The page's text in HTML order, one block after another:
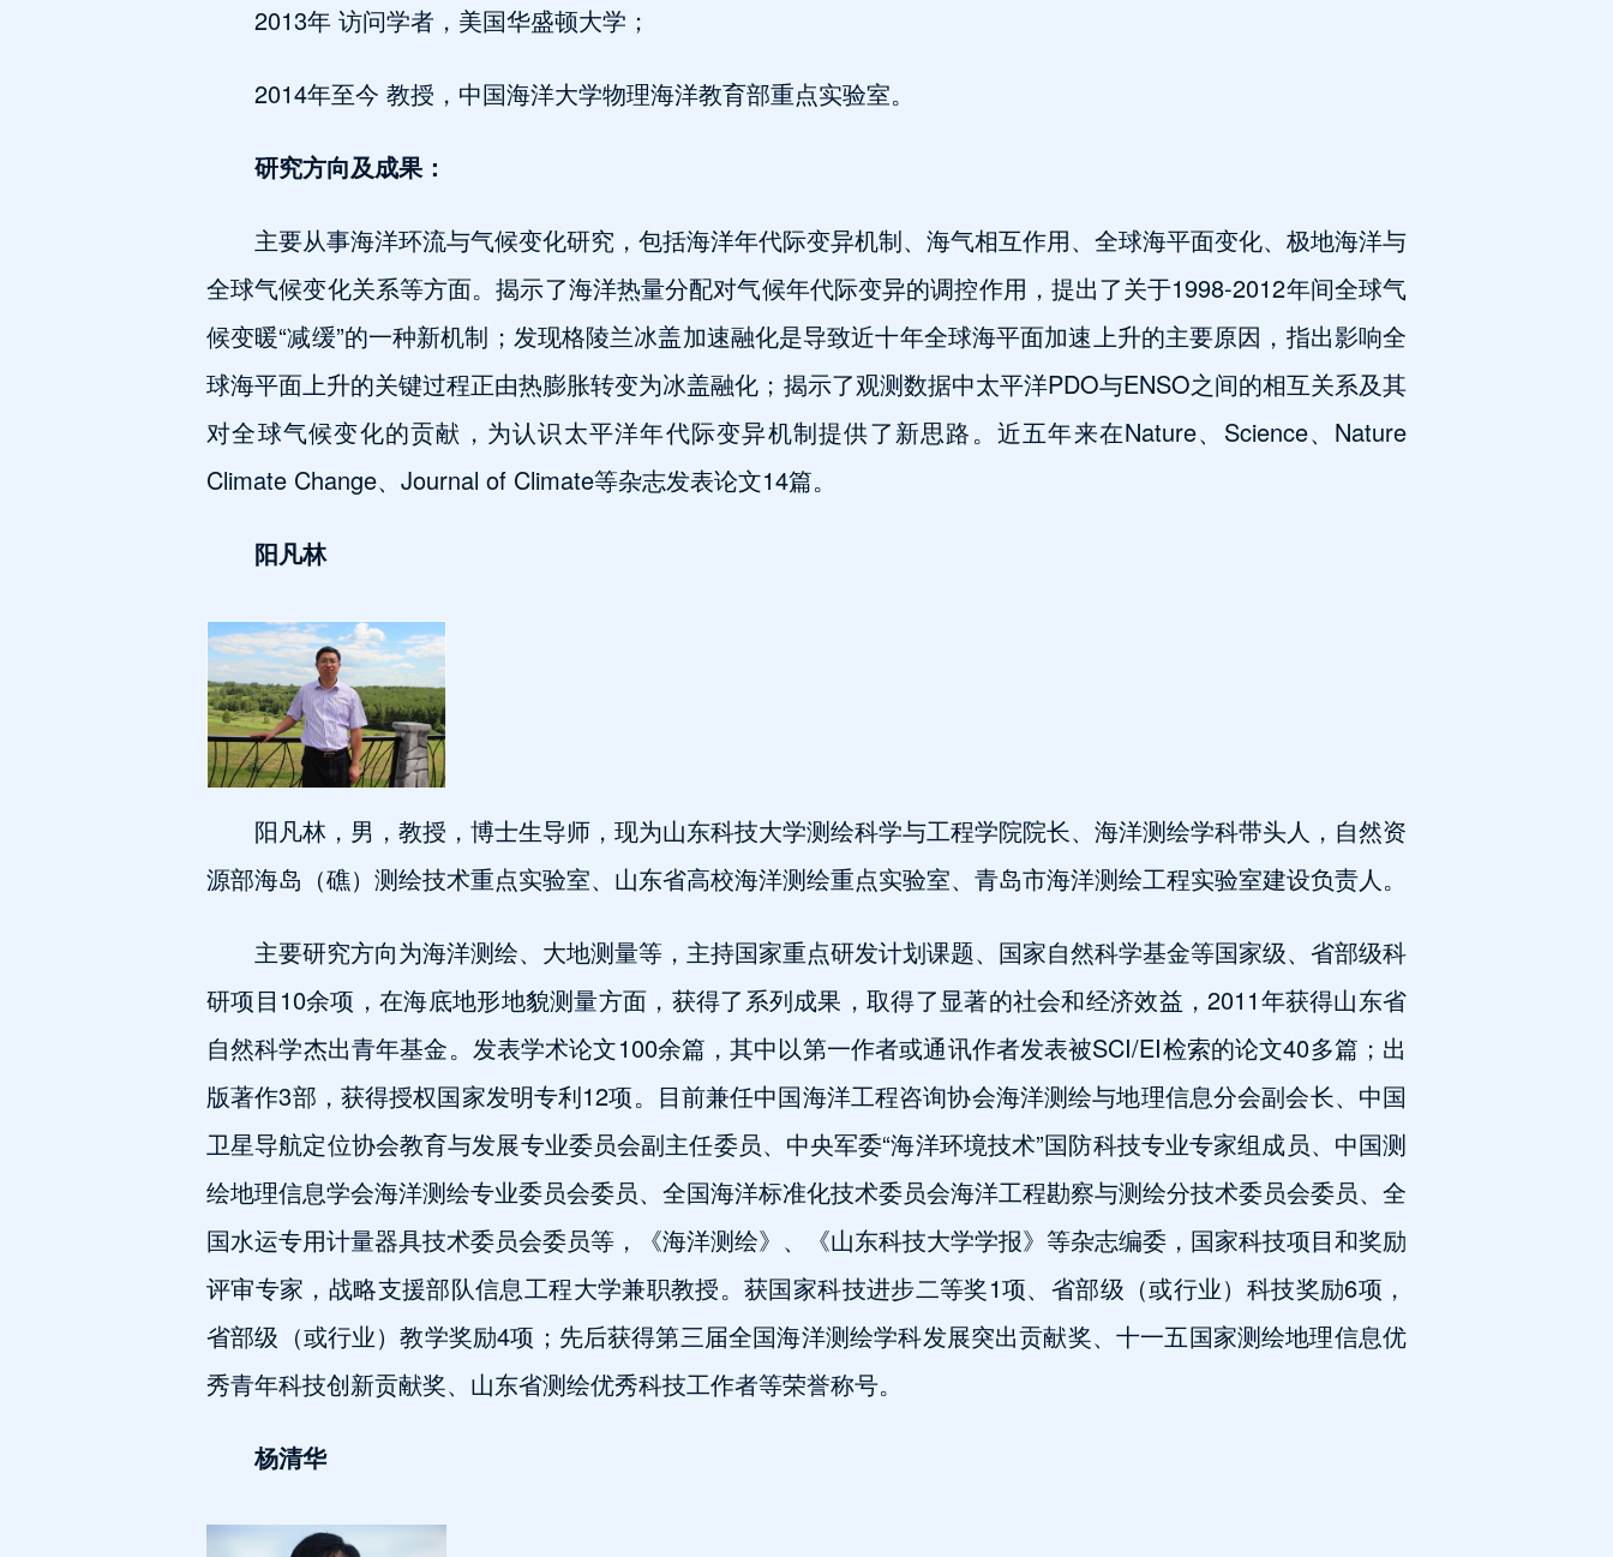
2013年 访问学者，美国华盛顿大学；
2014年至今 教授，中国海洋大学物理海洋教育部重点实验室。
研究方向及成果：
主要从事海洋环流与气候变化研究，包括海洋年代际变异机制、海气相互作用、全球海平面变化、极地海洋与
全球气候变化关系等方面。揭示了海洋热量分配对气候年代际变异的调控作用，提出了关于1998-2012年间全球气
候变暖“减缓”的一种新机制；发现格陵兰冰盖加速融化是导致近十年全球海平面加速上升的主要原因，指出影响全
球海平面上升的关键过程正由热膨胀转变为冰盖融化；揭示了观测数据中太平洋PDO与ENSO之间的相互关系及其
对全球气候变化的贡献，为认识太平洋年代际变异机制提供了新思路。近五年来在Nature、Science、Nature
Climate Change、Journal of Climate等杂志发表论文14篇。
阳凡林
阳凡林，男，教授，博士生导师，现为山东科技大学测绘科学与工程学院院长、海洋测绘学科带头人，自然资
源部海岛（礁）测绘技术重点实验室、山东省高校海洋测绘重点实验室、青岛市海洋测绘工程实验室建设负责人。
主要研究方向为海洋测绘、大地测量等，主持国家重点研发计划课题、国家自然科学基金等国家级、省部级科
研项目10余项，在海底地形地貌测量方面，获得了系列成果，取得了显著的社会和经济效益，2011年获得山东省
自然科学杰出青年基金。发表学术论文100余篇，其中以第一作者或通讯作者发表被SCI/EI检索的论文40多篇；出
版著作3部，获得授权国家发明专利12项。目前兼任中国海洋工程咨询协会海洋测绘与地理信息分会副会长、中国
卫星导航定位协会教育与发展专业委员会副主任委员、中央军委“海洋环境技术”国防科技专业专家组成员、中国测
绘地理信息学会海洋测绘专业委员会委员、全国海洋标准化技术委员会海洋工程勘察与测绘分技术委员会委员、全
国水运专用计量器具技术委员会委员等，《海洋测绘》、《山东科技大学学报》等杂志编委，国家科技项目和奖励
评审专家，战略支援部队信息工程大学兼职教授。获国家科技进步二等奖1项、省部级（或行业）科技奖励6项，
省部级（或行业）教学奖励4项；先后获得第三届全国海洋测绘学科发展突出贡献奖、十一五国家测绘地理信息优
秀青年科技创新贡献奖、山东省测绘优秀科技工作者等荣誉称号。
杨清华